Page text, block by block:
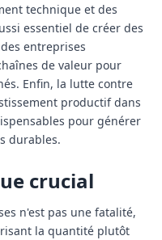
technique et des
essentiel de créer des
entreprises
de valeur pour
Enfin, la lutte contre
productif dans
pour générer
durables.
crucial
n'est pas une fatalité,
la quantité plutôt